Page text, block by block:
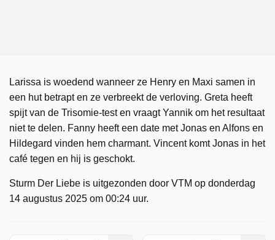
Larissa is woedend wanneer ze Henry en Maxi samen in
een hut betrapt en ze verbreekt de verloving. Greta heeft
spijt van de Trisomie-test en vraagt Yannik om het resultaat
niet te delen. Fanny heeft een date met Jonas en Alfons en
Hildegard vinden hem charmant. Vincent komt Jonas in het
café tegen en hij is geschokt.
Sturm Der Liebe is uitgezonden door VTM op donderdag
14 augustus 2025 om 00:24 uur.